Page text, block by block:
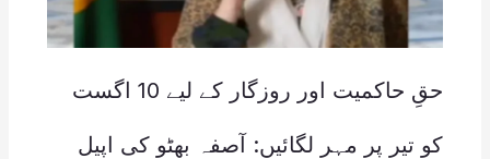
حقِ حاکمیت اور روزگار کے لیے 10 اگست
کو تیر پر مہر لگائیں: آصفہ بھٹو کی اپیل